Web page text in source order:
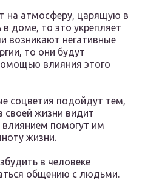
на атмосферу, царящую в
в доме, то это укрепляет
возникают негативные
то они будут
влияния этого
соцветия подойдут тем,
жизни видит
помогут им
жизни.
в человеке
общению с людьми.